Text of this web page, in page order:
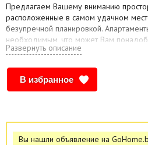
​Предлагаем Вашему вниманию
расположенные в самом удачном
безупречной планировкой.
необходимым, что может Вам
техника, постельное бельё, WI-FI ср-ва
Развернуть описание
В избранное
Вы нашли объявление на